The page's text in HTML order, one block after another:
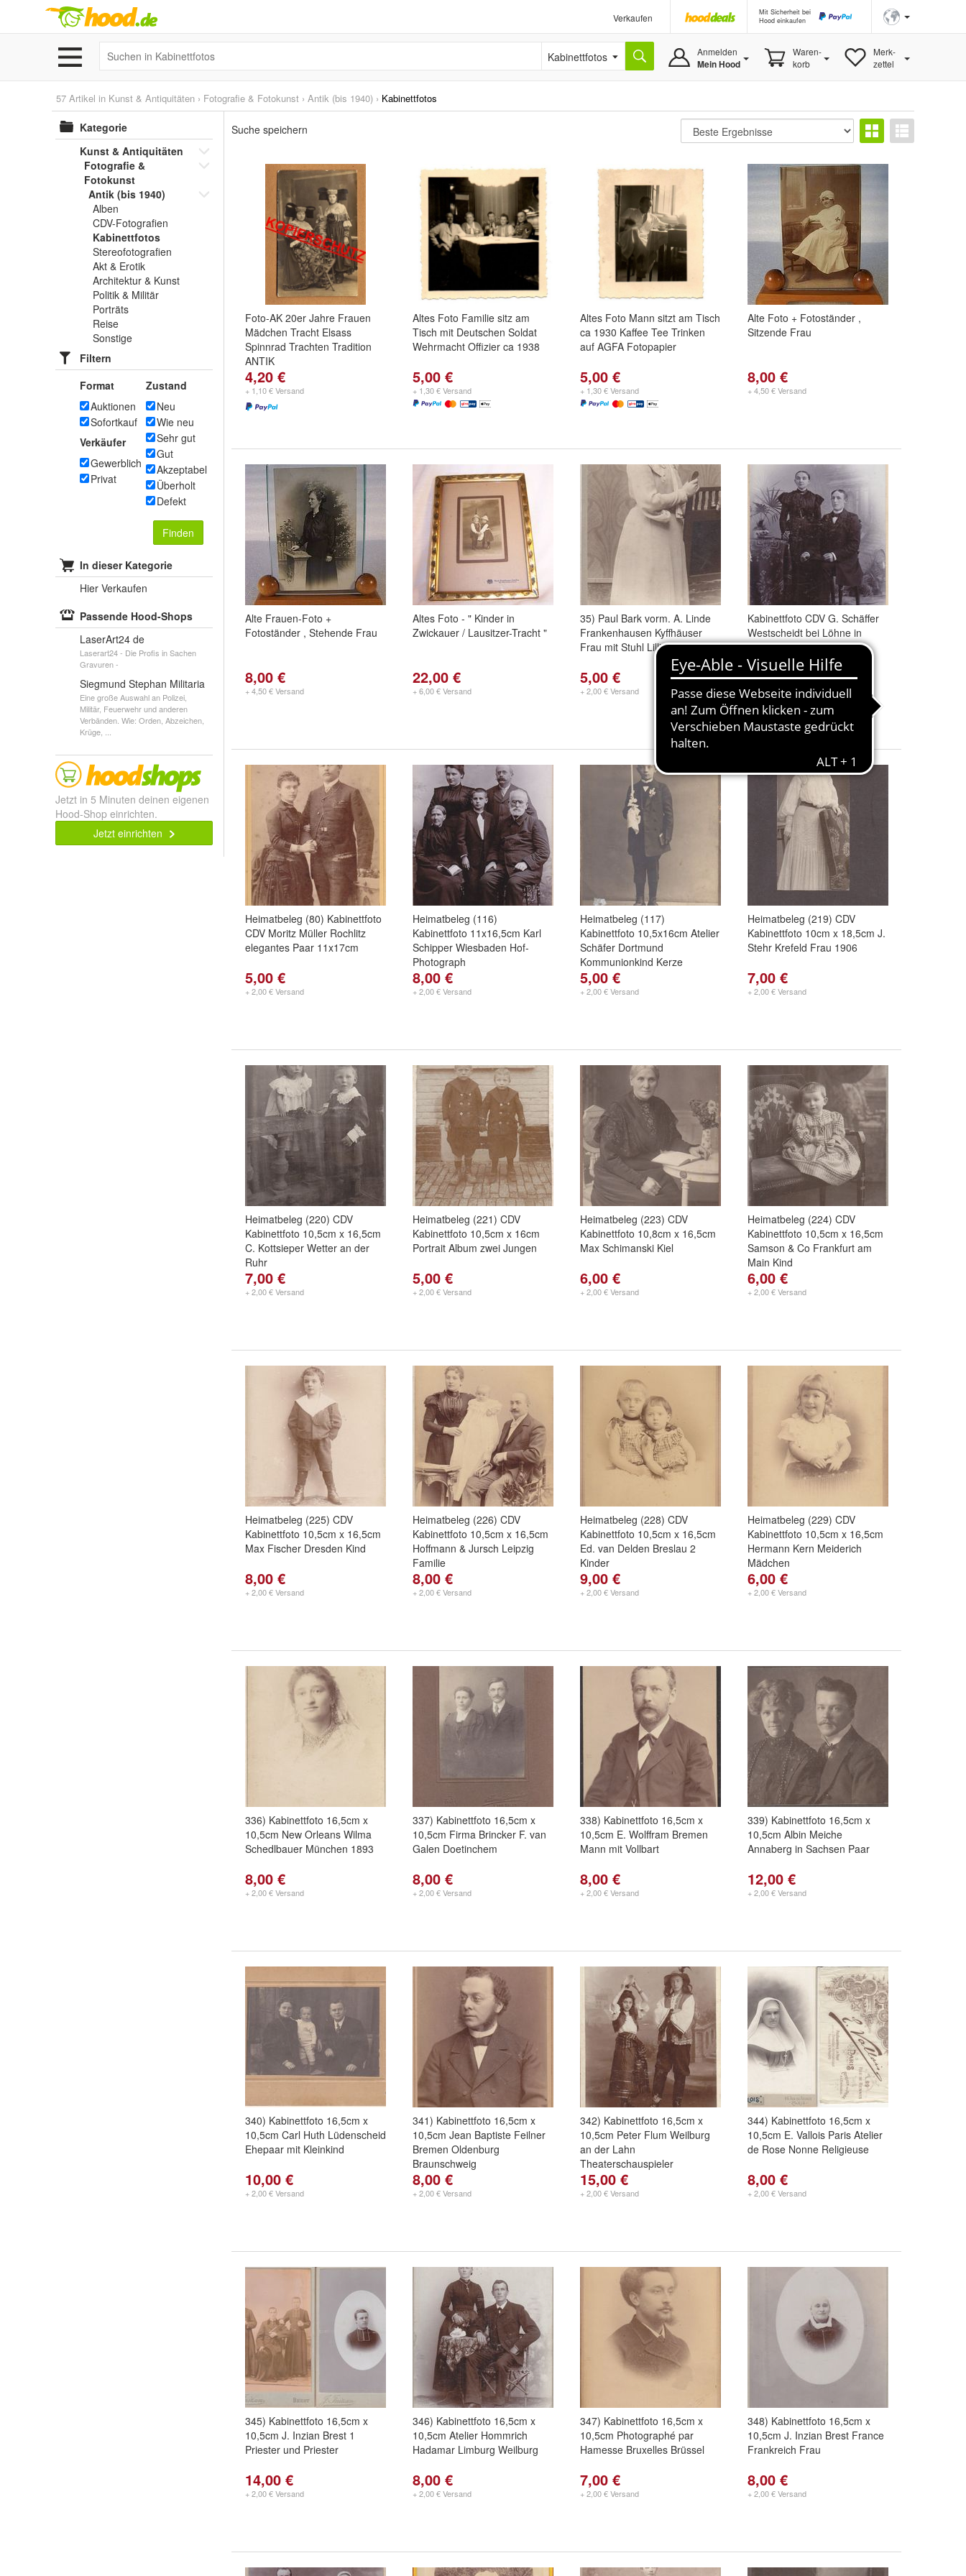
Verkaufen
Mit Sicherheit bei
Hood einkaufen
Kabinettfotos Anmelden
Mein Hood
Waren-
korb
Merk-
zettel
57 Artikel in Kunst & Antiquitäten › Fotografie & Fotokunst › Antik (bis 1940) › Kabinettfotos
Kategorie
Kunst & Antiquitäten
Fotografie &
Fotokunst
Antik (bis 1940)
Alben
CDV-Fotografien
Kabinettfotos
Stereofotografien
Akt & Erotik
Architektur & Kunst
Politik & Militär
Porträts
Reise
Sonstige
Filtern
Format
Auktionen
Sofortkauf
Verkäufer
Gewerblich
Privat
Zustand
Neu
Wie neu
Sehr gut
Gut
Akzeptabel
Überholt
Defekt
Finden
In dieser Kategorie
Hier Verkaufen
Passende Hood-Shops
LaserArt24 de
Laserart24 - Die Profis in Sachen
Gravuren -
Siegmund Stephan Militaria
Eine große Auswahl an Polizei,
Militär, Feuerwehr und anderen
Verbänden. Wie: Orden, Abzeichen,
Krüge, ...
Jetzt in 5 Minuten deinen eigenen
Hood-Shop einrichten.
Jetzt einrichten
Suche speichern
Foto-AK 20er Jahre Frauen
Mädchen Tracht Elsass
Spinnrad Trachten Tradition
ANTIK
4,20 €
+ 1,10 € Versand
Altes Foto Familie sitz am
Tisch mit Deutschen Soldat
Wehrmacht Offizier ca 1938
5,00 €
+ 1,30 € Versand
Altes Foto Mann sitzt am Tisch
ca 1930 Kaffee Tee Trinken
auf AGFA Fotopapier
5,00 €
+ 1,30 € Versand
Alte Foto + Fotoständer ,
Sitzende Frau
8,00 €
+ 4,50 € Versand
Alte Frauen-Foto +
Fotoständer , Stehende Frau
8,00 €
+ 4,50 € Versand
Altes Foto - " Kinder in
Zwickauer / Lausitzer-Tracht "
22,00 €
+ 6,00 € Versand
35) Paul Bark vorm. A. Linde
Frankenhausen Kyffhäuser
Frau mit Stuhl Lilli 7x17,5cm
5,00 €
+ 2,00 € Versand
Kabinettfoto CDV G. Schäffer
Westscheidt bei Löhne in
Westfalen Mann und Frau
8,00 €
+ 2,00 € Versand
Heimatbeleg (80) Kabinettfoto
CDV Moritz Müller Rochlitz
elegantes Paar 11x17cm
5,00 €
+ 2,00 € Versand
Heimatbeleg (116)
Kabinettfoto 11x16,5cm Karl
Schipper Wiesbaden Hof-
Photograph
8,00 €
+ 2,00 € Versand
Heimatbeleg (117)
Kabinettfoto 10,5x16cm Atelier
Schäfer Dortmund
Kommunionkind Kerze
5,00 €
+ 2,00 € Versand
Heimatbeleg (219) CDV
Kabinettfoto 10cm x 18,5cm J.
Stehr Krefeld Frau 1906
7,00 €
+ 2,00 € Versand
Heimatbeleg (220) CDV
Kabinettfoto 10,5cm x 16,5cm
C. Kottsieper Wetter an der
Ruhr
7,00 €
+ 2,00 € Versand
Heimatbeleg (221) CDV
Kabinettfoto 10,5cm x 16cm
Portrait Album zwei Jungen
5,00 €
+ 2,00 € Versand
Heimatbeleg (223) CDV
Kabinettfoto 10,8cm x 16,5cm
Max Schimanski Kiel
6,00 €
+ 2,00 € Versand
Heimatbeleg (224) CDV
Kabinettfoto 10,5cm x 16,5cm
Samson & Co Frankfurt am
Main Kind
6,00 €
+ 2,00 € Versand
Heimatbeleg (225) CDV
Kabinettfoto 10,5cm x 16,5cm
Max Fischer Dresden Kind
8,00 €
+ 2,00 € Versand
Heimatbeleg (226) CDV
Kabinettfoto 10,5cm x 16,5cm
Hoffmann & Jursch Leipzig
Familie
8,00 €
+ 2,00 € Versand
Heimatbeleg (228) CDV
Kabinettfoto 10,5cm x 16,5cm
Ed. van Delden Breslau 2
Kinder
9,00 €
+ 2,00 € Versand
Heimatbeleg (229) CDV
Kabinettfoto 10,5cm x 16,5cm
Hermann Kern Meiderich
Mädchen
6,00 €
+ 2,00 € Versand
336) Kabinettfoto 16,5cm x
10,5cm New Orleans Wilma
Schedlbauer München 1893
8,00 €
+ 2,00 € Versand
337) Kabinettfoto 16,5cm x
10,5cm Firma Brincker F. van
Galen Doetinchem
8,00 €
+ 2,00 € Versand
338) Kabinettfoto 16,5cm x
10,5cm E. Wolffram Bremen
Mann mit Vollbart
8,00 €
+ 2,00 € Versand
339) Kabinettfoto 16,5cm x
10,5cm Albin Meiche
Annaberg in Sachsen Paar
12,00 €
+ 2,00 € Versand
340) Kabinettfoto 16,5cm x
10,5cm Carl Huth Lüdenscheid
Ehepaar mit Kleinkind
10,00 €
+ 2,00 € Versand
341) Kabinettfoto 16,5cm x
10,5cm Jean Baptiste Feilner
Bremen Oldenburg
Braunschweig
8,00 €
+ 2,00 € Versand
342) Kabinettfoto 16,5cm x
10,5cm Peter Flum Weilburg
an der Lahn
Theaterschauspieler
15,00 €
+ 2,00 € Versand
344) Kabinettfoto 16,5cm x
10,5cm E. Vallois Paris Atelier
de Rose Nonne Religieuse
8,00 €
+ 2,00 € Versand
345) Kabinettfoto 16,5cm x
10,5cm J. Inzian Brest 1
Priester und Priester
14,00 €
+ 2,00 € Versand
346) Kabinettfoto 16,5cm x
10,5cm Atelier Hommrich
Hadamar Limburg Weilburg
8,00 €
+ 2,00 € Versand
347) Kabinettfoto 16,5cm x
10,5cm Photographé par
Hamesse Bruxelles Brüssel
7,00 €
+ 2,00 € Versand
348) Kabinettfoto 16,5cm x
10,5cm J. Inzian Brest France
Frankreich Frau
8,00 €
+ 2,00 € Versand